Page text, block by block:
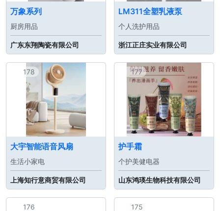
万象系列
厨房用品
广东东翔陶瓷有限公司
LM311全塑乳液泵
个人洗护用品
浙江正庄实业有限公司
178
大宇智能语音风扇
生活小家电
上海知行意商贸有限公司
177
护手霜
个护美健电器
山东鸿瑛生物科技有限公司
176 175